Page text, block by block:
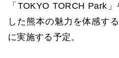
「TOKYO TORCH Park
した熊本の魅力を体感す
に実施する予定。